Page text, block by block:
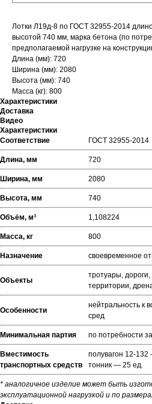
Лотки Л19д-8 по ГОСТ 32955-2014
высотой 740 мм, марка бетона (по
предполагаемой нагрузке на
Длина (мм): 720
Ширина (мм): 2080
Высота (мм): 740
Масса (кг): 800
Характеристики
Доставка
Видео
Характеристики
Соответствие
ГОСТ 32955-2014
Длина, мм 720
Ширина, мм 2080
Высота, мм 740
Объём, м³ 1,108224
Масса, кг 800
Назначение своевременное
Объекты
тротуары,
территории,
Особенности
нейтральность к
сред
Минимальная партия по потребности
Вместимость
транспортных средств
полувагон 12-
тонник — 25 ед.
* аналогичное изделие может быть
эксплуатационной нагрузкой и по